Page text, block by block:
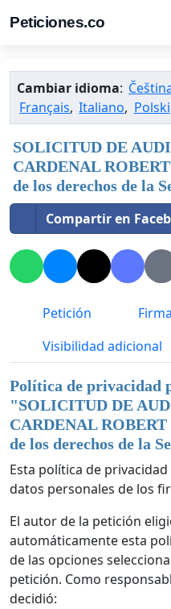
Peticiones.co
Cambiar idioma:
Français, Italiano, Polski
SOLICITUD DE
CARDENAL
de los derechos de la
Compartir en
Petición
Visibilidad adicional
Política de privacidad
"SOLICITUD DE
CARDENAL
de los derechos de la
Esta política de
datos personales de los
El autor de la petición
automáticamente esta
de las opciones
petición. Como
decidió: